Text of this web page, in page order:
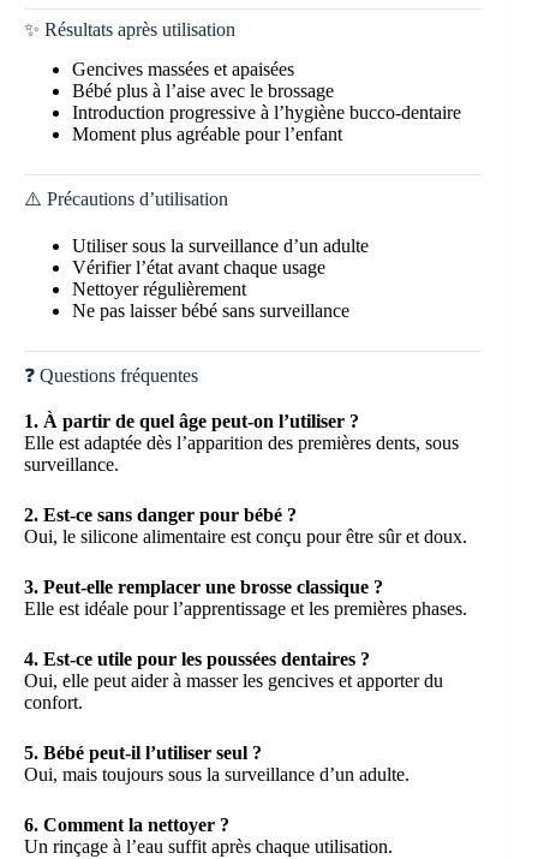
✨ Résultats après utilisation
Gencives massées et apaisées
Bébé plus à l’aise avec le brossage
Introduction progressive à l’hygiène bucco-dentaire
Moment plus agréable pour l’enfant
⚠️ Précautions d’utilisation
Utiliser sous la surveillance d’un adulte
Vérifier l’état avant chaque usage
Nettoyer régulièrement
Ne pas laisser bébé sans surveillance
❓ Questions fréquentes
1. À partir de quel âge peut-on l’utiliser ?
Elle est adaptée dès l’apparition des premières dents, sous
surveillance.
2. Est-ce sans danger pour bébé ?
Oui, le silicone alimentaire est conçu pour être sûr et doux.
3. Peut-elle remplacer une brosse classique ?
Elle est idéale pour l’apprentissage et les premières phases.
4. Est-ce utile pour les poussées dentaires ?
Oui, elle peut aider à masser les gencives et apporter du
confort.
5. Bébé peut-il l’utiliser seul ?
Oui, mais toujours sous la surveillance d’un adulte.
6. Comment la nettoyer ?
Un rinçage à l’eau suffit après chaque utilisation.